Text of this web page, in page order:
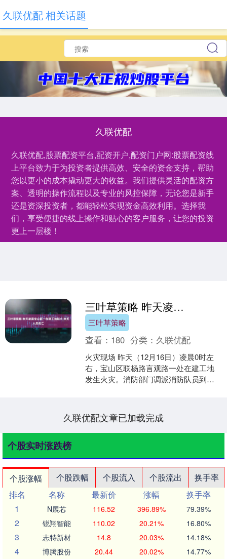
久联优配
久联优配,股票配资平台,配资开户,配资门户网:股票配资线
上平台致力于为投资者提供高效、安全的资金支持，帮助
您以更小的成本撬动更大的收益。我们提供灵活的配资方
案、透明的操作流程以及专业的风控保障，无论您是新手
还是资深投资者，都能轻松实现资金高效利用。选择我
们，享受便捷的线上操作和贴心的客户服务，让您的投资
更上一层楼！
久联优配 相关话题
三叶草策略 昨天凌晨宝山区一在建工地起火 幸无人员伤亡
三叶草策略
查看： 180 分类： 久联优配
火灾现场 昨天（12月16日）凌晨0时左
右，宝山区联杨路言观路一处在建工地
发生火灾。消防部门调派消防队员到
久联优配文章已加载完成
个股实时涨跌榜
个股涨幅 个股跌幅 个股流入 个股流出
换手率
排名
名称 最新价 涨幅
换手率
1
N展芯 116.52 396.89% 79.39%
2 锐翔智能 110.02 20.21% 16.80%
3 志特新材 14.8 20.03% 14.18%
4 博腾股份 20.44 20.02% 14.77%